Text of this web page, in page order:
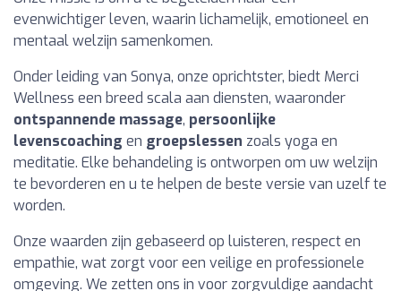
evenwichtiger leven, waarin lichamelijk, emotioneel en
mentaal welzijn samenkomen.
Onder leiding van Sonya, onze oprichtster, biedt Merci
Wellness een breed scala aan diensten, waaronder
ontspannende massage, persoonlijke
levenscoaching en groepslessen zoals yoga en
meditatie. Elke behandeling is ontworpen om uw welzijn
te bevorderen en u te helpen de beste versie van uzelf te
worden.
Onze waarden zijn gebaseerd op luisteren, respect en
empathie, wat zorgt voor een veilige en professionele
omgeving. We zetten ons in voor zorgvuldige aandacht